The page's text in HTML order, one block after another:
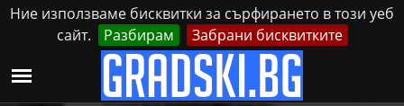
Ние използваме бисквитки за сърфирането в този уеб
сайт.
Разбирам Забрани бисквитките
Неделя, 9 Август, 2026 Реклама Контакти